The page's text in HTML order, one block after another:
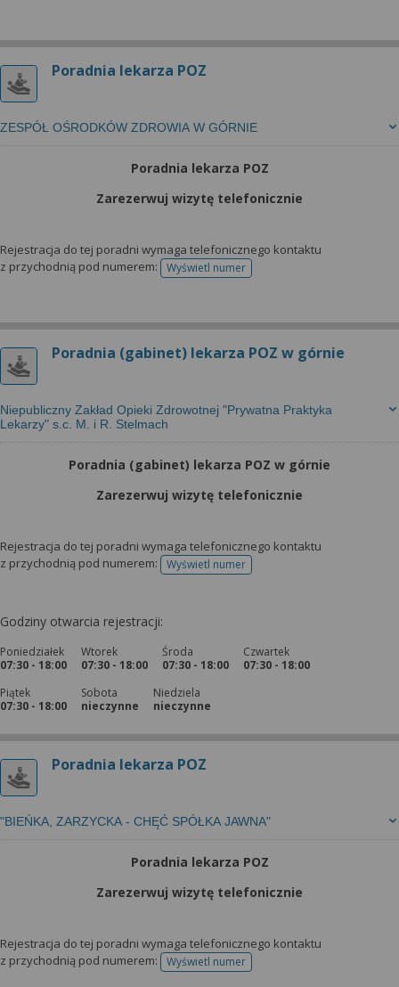
Poradnia lekarza POZ
ZESPÓŁ OŚRODKÓW ZDROWIA W GÓRNIE
Poradnia lekarza POZ
Zarezerwuj wizytę telefonicznie
Rejestracja do tej poradni wymaga telefonicznego kontaktu
z przychodnią pod numerem:
Wyświetl numertelefonu do rejestracji
Poradnia (gabinet) lekarza POZ w górnie
Niepubliczny Zakład Opieki Zdrowotnej "Prywatna Praktyka
Lekarzy" s.c. M. i R. Stelmach
Poradnia (gabinet) lekarza POZ w górnie
Zarezerwuj wizytę telefonicznie
Rejestracja do tej poradni wymaga telefonicznego kontaktu
z przychodnią pod numerem:
Wyświetl numertelefonu do rejestracji
Godziny otwarcia rejestracji:
Poniedziałek
07:30 - 18:00
Wtorek
07:30 - 18:00
Środa
07:30 - 18:00
Czwartek
07:30 - 18:00
Piątek
07:30 - 18:00
Sobota
nieczynne
Niedziela
nieczynne
Poradnia lekarza POZ
"BIEŃKA, ZARZYCKA - CHĘĆ SPÓŁKA JAWNA"
Poradnia lekarza POZ
Zarezerwuj wizytę telefonicznie
Rejestracja do tej poradni wymaga telefonicznego kontaktu
z przychodnią pod numerem:
Wyświetl numertelefonu do rejestracji